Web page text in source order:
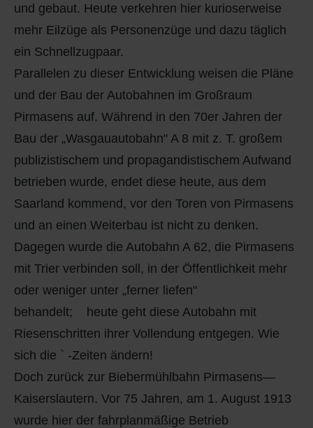
und gebaut. Heute verkehren hier kurioserweise
mehr Eilzüge als Personenzüge und dazu täglich
ein Schnellzugpaar.
Parallelen zu dieser Entwicklung weisen die Pläne
und der Bau der Autobahnen im Großraum
Pirmasens auf. Während in den 70er Jahren der
Bau der „Wasgauautobahn" A 8 mit z. T. großem
publizistischem und propagandistischem Aufwand
betrieben wurde, endet diese heute, aus dem
Saarland kommend, vor den Toren von Pirmasens
und an einen Weiterbau ist nicht zu denken.
Dagegen wurde die Autobahn A 62, die Pirmasens
mit Trier verbinden soll, in der Öffentlichkeit mehr
oder weniger unter „ferner liefen"
behandelt; heute geht diese Autobahn mit
Riesenschritten ihrer Vollendung entgegen. Wie
sich die ` -Zeiten ändern!
Doch zurück zur Biebermühlbahn Pirmasens—
Kaiserslautern. Vor 75 Jahren, am 1. August 1913
wurde hier der fahrplanmäßige Betrieb